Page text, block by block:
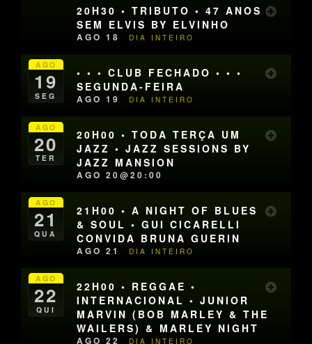
20H30 • TRIBUTO • 47 ANOS
SEM ELVIS BY ELVINHO
AGO 18 DIA INTEIRO
AGO
19
SEG
• • • CLUB FECHADO • • •
SEGUNDA-FEIRA
AGO 19 DIA INTEIRO
AGO
20
TER
20H00 • TODA TERÇA UM
JAZZ • JAZZ SESSIONS BY
JAZZ MANSION
AGO 20@20:00
AGO
21
QUA
21H00 • A NIGHT OF BLUES
& SOUL • GUI CICARELLI
CONVIDA BRUNA GUERIN
AGO 21 DIA INTEIRO
AGO
22
QUI
22H00 • REGGAE •
INTERNACIONAL • JUNIOR
MARVIN (BOB MARLEY & THE
WAILERS) & MARLEY NIGHT
AGO 22 DIA INTEIRO